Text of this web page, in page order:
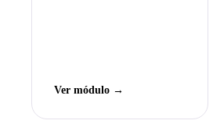
Ver módulo →